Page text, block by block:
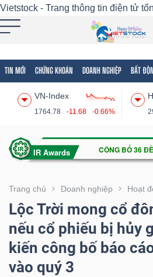
Vietstock - Trang thông tin điện tử
TIN MỚI CHỨNG KHOÁN DOANH NGHIỆP BẤT
VN-Index
1764.78 -11.68 -0.66%
Trang chủ Doanh nghiệp Hoạt
Lộc Trời mong cổ
nếu cổ phiếu bị hủy
kiến công bố báo
vào quý 3
Tất cả Tính năng Ngành
Tính
(-)
VIETSTOCK
CHỨNG
KHOÁN